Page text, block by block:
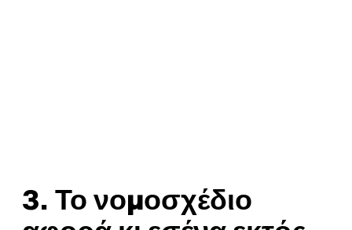
3. Το νομοσχέδιο